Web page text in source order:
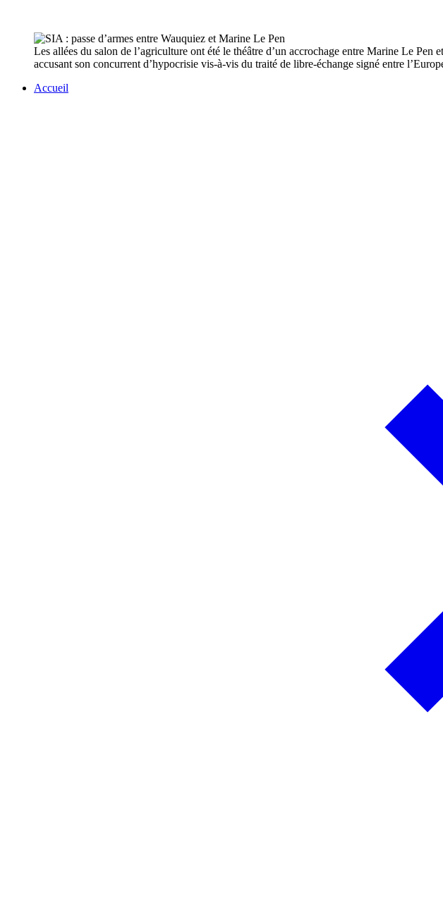
Les allées du salon de l’agriculture ont été le théâtre d’un accrochage entre Marine Le
accusant son concurrent d’hypocrisie vis-à-vis du traité de libre-échange signé entre
Accueil